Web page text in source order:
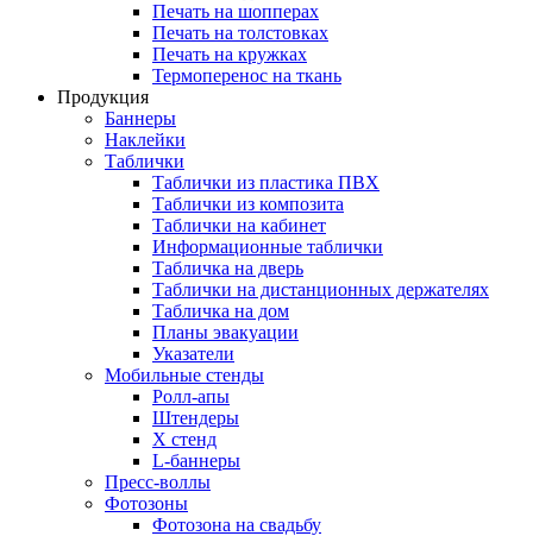
Печать на шопперах
Печать на толстовках
Печать на кружках
Термоперенос на ткань
Продукция
Баннеры
Наклейки
Таблички
Таблички из пластика ПВХ
Таблички из композита
Таблички на кабинет
Информационные таблички
Табличка на дверь
Таблички на дистанционных держателях
Табличка на дом
Планы эвакуации
Указатели
Мобильные стенды
Ролл-апы
Штендеры
Х стенд
L-баннеры
Пресс-воллы
Фотозоны
Фотозона на свадьбу